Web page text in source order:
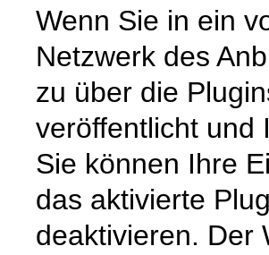
Wenn Sie in ein
Netzwerk des
zu über die
veröffentlicht und
Sie können Ihre
das aktivierte
deaktivieren. Der